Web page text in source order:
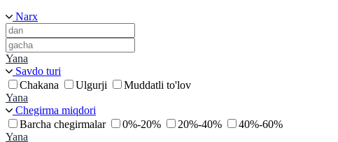
Narx
Yana
Savdo turi
Chakana
Ulgurji
Muddatli to'lov
Yana
Chegirma miqdori
Barcha chegirmalar
0%-20% 20%-40%
40%-60%
Yana